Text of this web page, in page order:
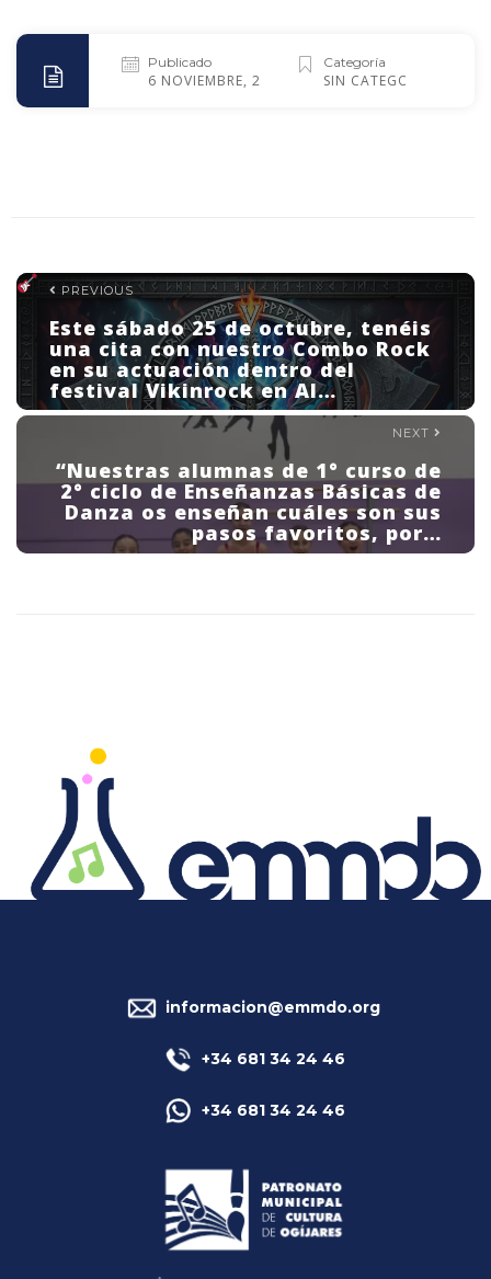
Publicado
6 NOVIEMBRE, 2025
Categoría
SIN CATEGORÍA
PREVIOUS
Este sábado 25 de octubre, tenéis
una cita con nuestro Combo Rock
en su actuación dentro del
festival Vikinrock en Al…
NEXT
“Nuestras alumnas de 1° curso de
2° ciclo de Enseñanzas Básicas de
Danza os enseñan cuáles son sus
pasos favoritos, por…
informacion@emmdo.org
+34 681 34 24 46
+34 681 34 24 46